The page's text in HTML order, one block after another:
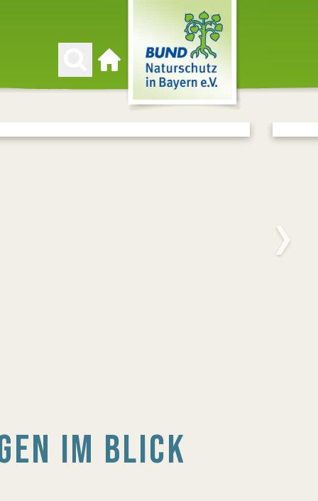
Zur Startseite
IM BLICK